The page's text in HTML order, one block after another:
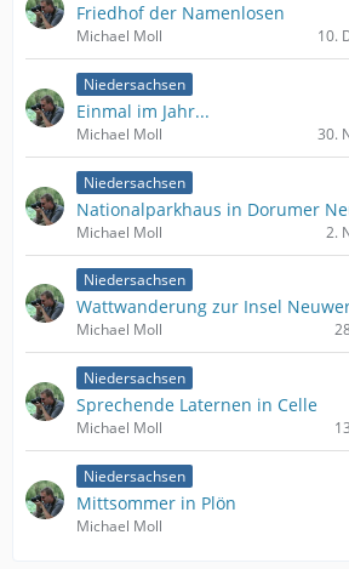
Friedhof der Namenlosen
Michael Moll
10.
Niedersachsen
Einmal im Jahr...
Michael Moll 30.
Niedersachsen
Nationalparkhaus in Dorumer
Michael Moll
2.
Niedersachsen
Wattwanderung zur Insel
Michael Moll
Niedersachsen
Sprechende Laternen in Celle
Michael Moll
Niedersachsen
Mittsommer in Plön
Michael Moll